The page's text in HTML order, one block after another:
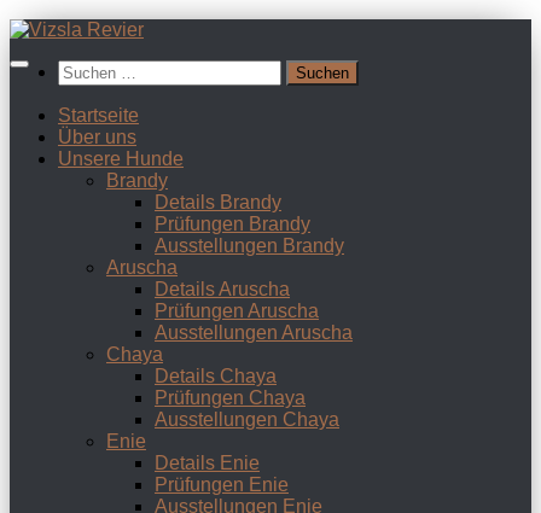
Zum
springenSuchen
nach:
Startseite
Über uns
Unsere Hunde
Brandy
Details Brandy
Prüfungen Brandy
Ausstellungen Brandy
Aruscha
Details Aruscha
Prüfungen Aruscha
Ausstellungen Aruscha
Chaya
Details Chaya
Prüfungen Chaya
Ausstellungen Chaya
Enie
Details Enie
Prüfungen Enie
Ausstellungen Enie